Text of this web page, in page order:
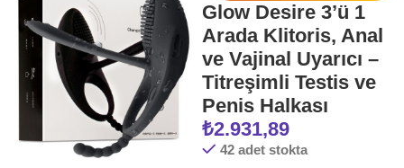
Glow Desire 3’ü 1
Arada Klitoris, Anal
ve Vajinal Uyarıcı –
Titreşimli Testis ve
Penis Halkası
₺2.931,89
42 adet stokta